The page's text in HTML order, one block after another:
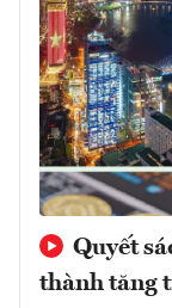
Quyết
thành tăng